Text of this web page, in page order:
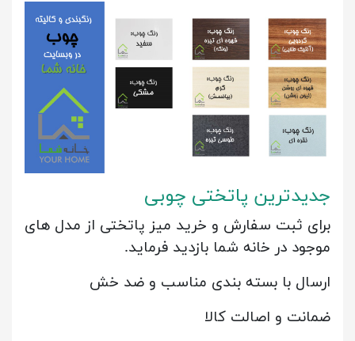
جدیدترین پاتختی چوبی
برای ثبت سفارش و خرید میز پاتختی از مدل های
موجود در خانه شما بازدید فرماید.
ارسال با بسته بندی مناسب و ضد خش
ضمانت و اصالت کالا